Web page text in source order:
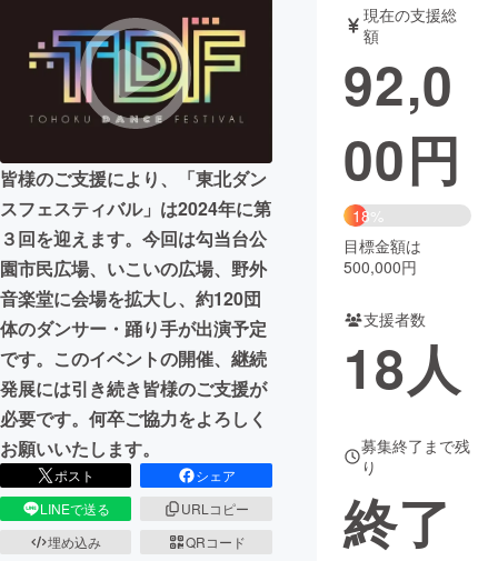
テクノロジー・ガジェット
映像・映画 書籍・雑誌
チャレンジ
まちづくり・地域活性化
CAMPFIRE for Social Good
CAMPFIRE Creation
CAMPFIREふるさと納税machi-ya コミュニティ
皆様のご支援により、「東北ダン
スフェスティバル」は2024年に第
３回を迎えます。今回は勾当台公
園市民広場、いこいの広場、野外
音楽堂に会場を拡大し、約120団
体のダンサー・踊り手が出演予定
です。このイベントの開催、継続
発展には引き続き皆様のご支援が
必要です。何卒ご協力をよろしく
お願いいたします。
ポスト
シェア
LINEで送る
URLコピー
埋め込み
QRコード
現在の支援総
額
92,0
00円
18%
目標金額は
500,000円
支援者数
18人
募集終了まで残
り
終了